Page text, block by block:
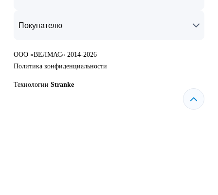
Покупателю
ООО «ВЕЛМАС» 2014-2026
Политика конфиденциальности
Технологии Stranke